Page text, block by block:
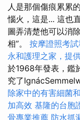
人是那個傷痕累累
惱火，這是... 這也
圖弄清楚他可以消
相”。 按摩證照考
永和護理之家，提
於1968年發表，鑑
究了
除家中的有害細菌
加高效 基隆的台胞
骨專業推薦 防水抓